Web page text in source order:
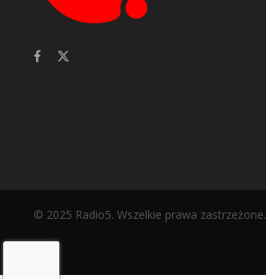
© 2025 Radio5. Wszelkie prawa zastrzeżone.